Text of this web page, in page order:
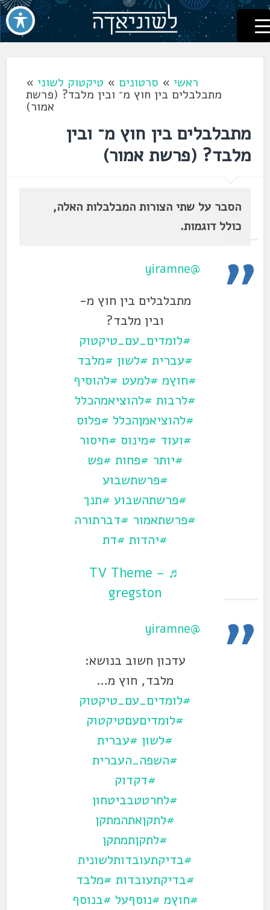
דלג
לתוכן
לשוניאדה
עברית. לשון. שפה
ראשי» סרטונים » טיקטוק לשוני»
מתבלבלים בין חוץ מ־ ובין מלבד? (פרשת
אמור)
מתבלבלים בין חוץ מ־ ובין
מלבד? (פרשת אמור)
הסבר על שתי הצורות המבלבלות האלה,
כולל דוגמות.
@yiramne
מתבלבלים בין חוץ מ-
ובין מלבד?
#לומדים_עם_טיקטוק
#עברית #לשון #מלבד
#חוץמ #למעט #להוסיף
#לרבות #להוציאמהכלל
#להוציאמןהכלל #פלוס
#ועוד #מינוס #חיסור
#יותר #פחות #פש
#פרשתשבוע
#פרשתהשבוע #תנך
#פרשתאמור #דברתורה
#יהדות #דת
♬ TV Theme –
gregston
@yiramne
עדכון חשוב בנושא:
מלבד, חוץ מ…
#לומדים_עם_טיקטוק
#לומדיםעםטיקטוק
#לשון #עברית
#השפה_העברית
#דקדוק
#לחרטטבביטחון
#לתקןאתהמתקן
#לתקןתמתקן
#בדיקתעובדותלשונית
#בדיקתעובדות #מלבד
#חוץמ #נוסףעל #בנוסף